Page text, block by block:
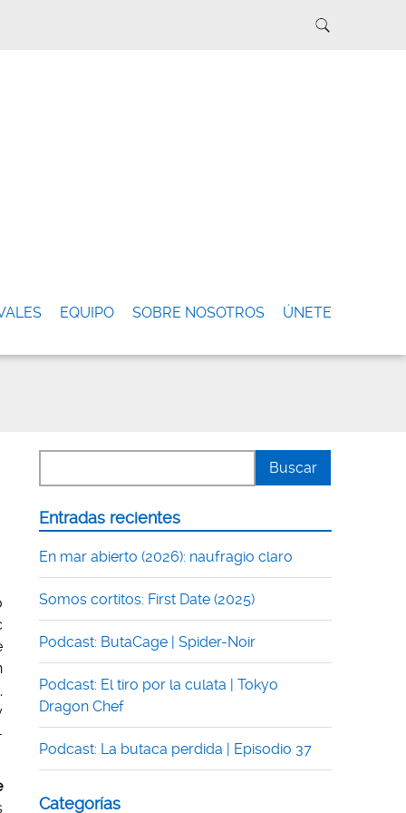
EQUIPO SOBRE NOSOTROS ÚNETE
Entradas recientes
En mar abierto (2026): naufragio claro
Somos cortitos: First Date (2025)
Podcast: ButaCage | Spider-Noir
Podcast: El tiro por la culata | Tokyo
Dragon Chef
Podcast: La butaca perdida | Episodio 37
Categorías